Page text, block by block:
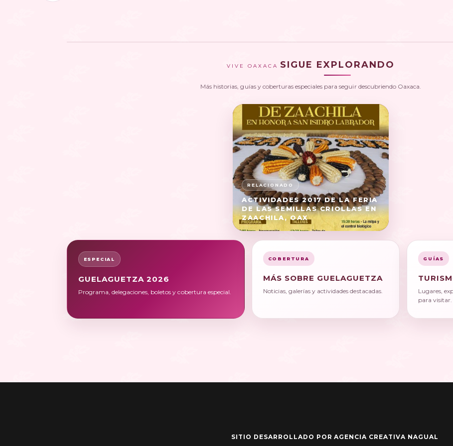
VIVE OAXACA SIGUE EXPLORANDO
Más historias, guías y coberturas especiales para seguir descubriendo Oaxaca.
ACTIVIDADES 2017 DE LA FERIA
DE LAS SEMILLAS CRIOLLAS EN
ZAACHILA, OAX
ESPECIAL
GUELAGUETZA 2026
Programa, delegaciones, boletos y cobertura especial.
COBERTURA
MÁS SOBRE GUELAGUETZA
Noticias, galerías y actividades destacadas.
GUÍAS
Lugares,
para visitar.
SITIO DESARROLLADO POR AGENCIA CREATIVA NAGUAL